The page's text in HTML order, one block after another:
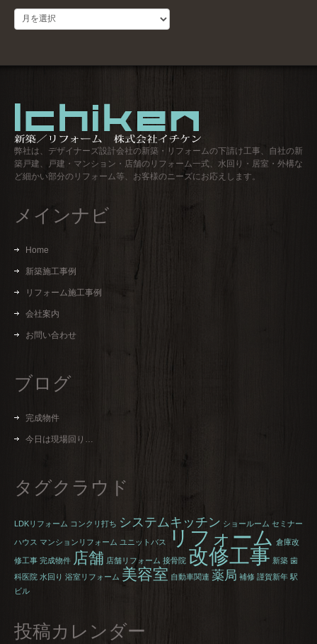
去
弊社は、デザイナーズ設計会社の新築・リフォームの下請け工事、自社の新
築戸建、戸建・マンション・店舗のリフォーム一式、水回り・居室・外構な
ど細かい部分のリフォーム等、お客様のニーズにお応えします。
メインナビ
Home
新築施工事例
リフォーム施工事例
会社案内
お問い合わせ
ブログ
完成物件
今日は現場回り…
タグクラウド
LDKリフォーム コンクリ打ち システムキッチン ショールーム セミナー
ハウス マンションリフォーム ユニットバス リフォーム 倉庫改
修工事 完成物件 店舗 店舗リフォーム 接骨院 改修工事 新築 歯
科医院 水回り 浴室リフォーム 美容室 自動車関連 薬局 補修 謹賀新年 駅
ビル
投稿カレンダー